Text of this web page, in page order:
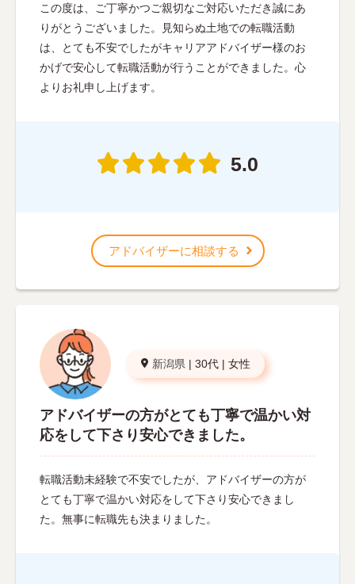
この度は、ご丁寧かつご親切なご対応いただき誠にあ
りがとうございました。見知らぬ土地での転職活動
は、とても不安でしたがキャリアアドバイザー様のお
かげで安心して転職活動が行うことができました。心
よりお礼申し上げます。
5.0
アドバイザーに相談する
新潟県 | 30代 | 女性
アドバイザーの方がとても丁寧で温かい対
応をして下さり安心できました。
転職活動未経験で不安でしたが、アドバイザーの方が
とても丁寧で温かい対応をして下さり安心できまし
た。無事に転職先も決まりました。